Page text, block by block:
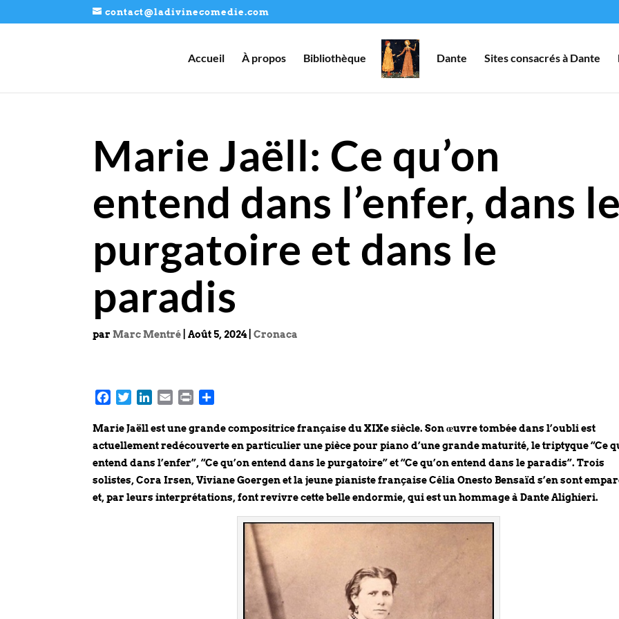
contact@ladivinecomedie.com
Accueil À propos Bibliothèque Dante Sites consacrés à Dante
Marie Jaëll: Ce qu’on
entend dans l’enfer, dans le
purgatoire et dans le
paradis
parMarc Mentré |Août 5, 2024|Cronaca
c
e
b
o
k
i
t
t
r
n
k
e
I
n
a
i
l
i
n
t
r
t
a
g
e
r
Marie Jaëll est une grande compositrice française du XIXe siècle. Son œuvre tombée dans l’oubli est
actuellement redécouverte en particulier une pièce pour piano d’une grande maturité, le triptyque “Ce
entend dans l’enfer”, “Ce qu’on entend dans le purgatoire” et “Ce qu’on entend dans le paradis”. Trois
solistes, Cora Irsen, Viviane Goergen et la jeune pianiste française Célia Onesto Bensaïd s’en sont
et, par leurs interprétations, font revivre cette belle endormie, qui est un hommage à Dante Alighieri.